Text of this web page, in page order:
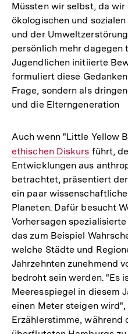
Müssten wir selbst, da wir
ökologischen und
und der
persönlich mehr dagegen
Jugendlichen initiierte
formuliert diese
Frage, sondern als
und die Elterngeneration
Auch wenn "Little Yellow
ethischen Diskurs führt,
Entwicklungen aus
betrachtet, präsentiert
ein paar
Planeten. Dafür besucht
Vorhersagen
das zum Beispiel
welche Städte und
Jahrzehnten zunehmend
bedroht sein werden. "Es
Meeresspiegel in diesem
einen Meter steigen
Erzählerstimme, während